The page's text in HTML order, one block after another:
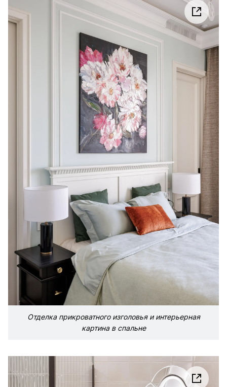
Отделка прикроватного изголовья и интерьерная
картина в спальне